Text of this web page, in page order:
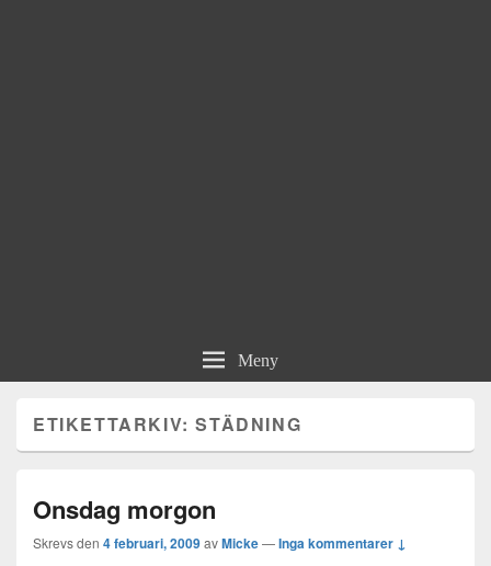
Meny
ETIKETTARKIV:STÄDNING
Onsdag morgon
Skrevs den 4 februari, 2009avMicke—Inga kommentarer ↓